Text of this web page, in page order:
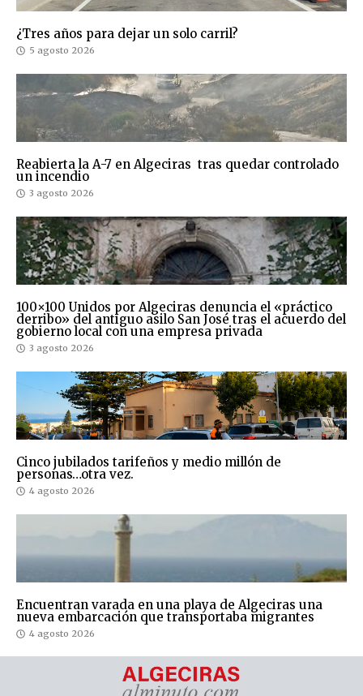
¿Tres años para dejar un solo carril?
5 agosto 2026
Reabierta la A-7 en Algeciras tras quedar controlado
un incendio
3 agosto 2026
100×100 Unidos por Algeciras denuncia el «práctico
derribo» del antiguo asilo San José tras el acuerdo del
gobierno local con una empresa privada
3 agosto 2026
Cinco jubilados tarifeños y medio millón de
personas…otra vez.
4 agosto 2026
Encuentran varada en una playa de Algeciras una
nueva embarcación que transportaba migrantes
4 agosto 2026